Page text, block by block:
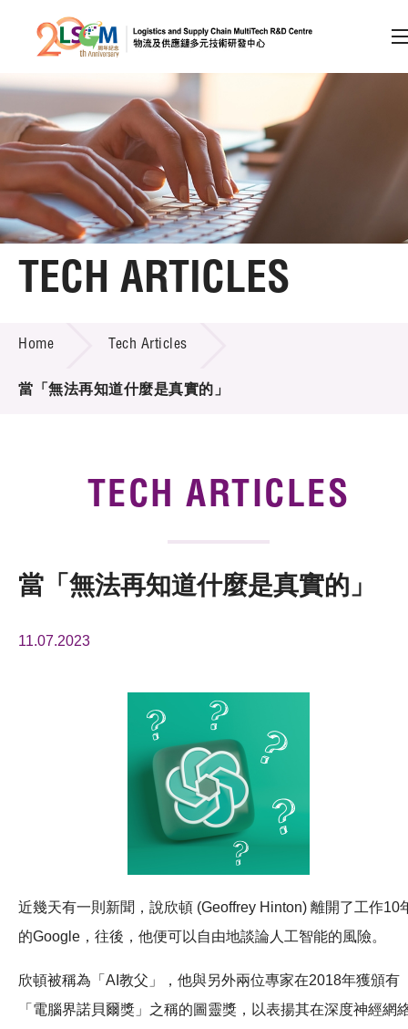
Skip to content (Press enter)
Member Login
A EN 繁 简
Home
Technology Transfer
Project & Funding Schemes
Membership
TECH ARTICLES
Home Tech Articles
當「無法再知道什麼是真實的」
TECH ARTICLES
當「無法再知道什麼是真實的」
11.07.2023
近幾天有一則新聞，說欣頓 (Geoffrey Hinton) 離開了工作10
的Google，往後，他便可以自由地談論人工智能的風險。
欣頓被稱為「AI教父」，他與另外兩位專家在2018年獲頒有
「電腦界諾貝爾獎」之稱的圖靈獎，以表揚其在深度神經網